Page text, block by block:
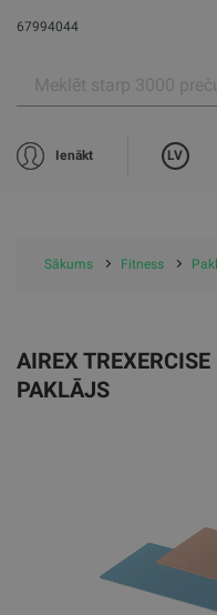
67994044
Ienākt LV
Sākums Fitness
AIREX
PAKLĀJS